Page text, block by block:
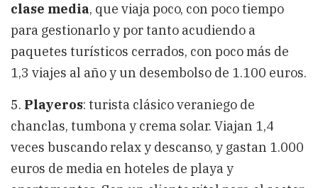
clase media, que viaja poco, con poco tiempo
para gestionarlo y por tanto acudiendo a
paquetes turísticos cerrados, con poco más de
1,3 viajes al año y un desembolso de 1.100 euros.
5. Playeros: turista clásico veraniego de
chanclas, tumbona y crema solar. Viajan 1,4
veces buscando relax y descanso, y gastan 1.000
euros de media en hoteles de playa y